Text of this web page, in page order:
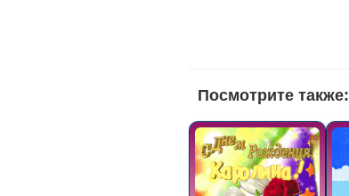
Посмотрите также: